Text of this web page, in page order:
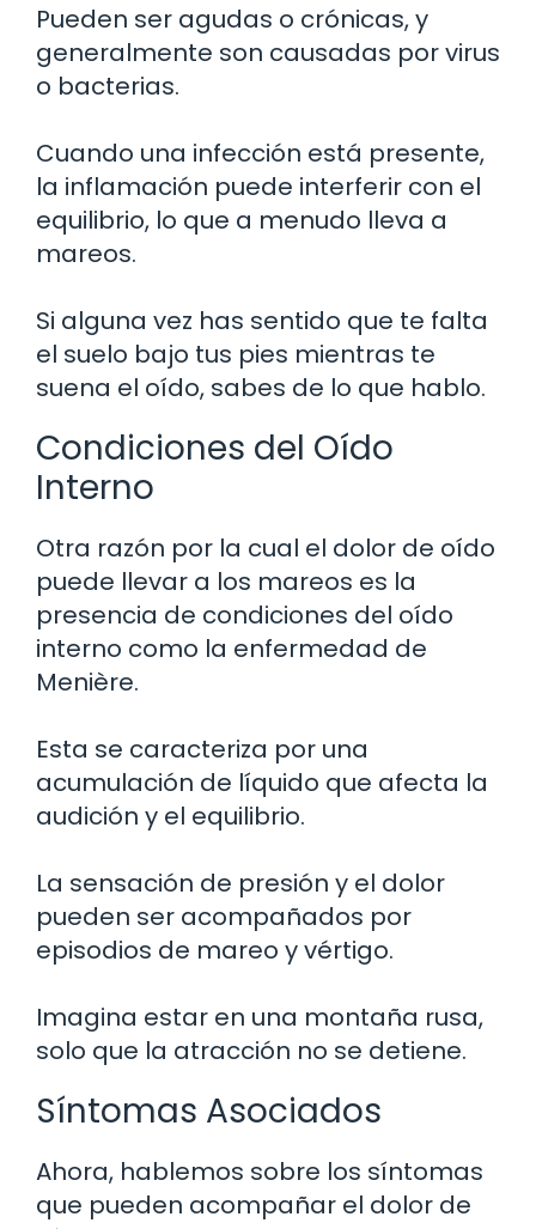
Pueden ser agudas o crónicas, y
generalmente son causadas por virus
o bacterias.
Cuando una infección está presente,
la inflamación puede interferir con el
equilibrio, lo que a menudo lleva a
mareos.
Si alguna vez has sentido que te falta
el suelo bajo tus pies mientras te
suena el oído, sabes de lo que hablo.
Condiciones del Oído
Interno
Otra razón por la cual el dolor de oído
puede llevar a los mareos es la
presencia de condiciones del oído
interno como la enfermedad de
Menière.
Esta se caracteriza por una
acumulación de líquido que afecta la
audición y el equilibrio.
La sensación de presión y el dolor
pueden ser acompañados por
episodios de mareo y vértigo.
Imagina estar en una montaña rusa,
solo que la atracción no se detiene.
Síntomas Asociados
Ahora, hablemos sobre los síntomas
que pueden acompañar el dolor de